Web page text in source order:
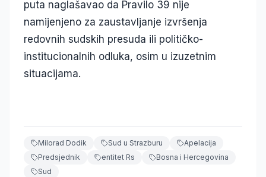
puta naglašavao da Pravilo 39 nije
namijenjeno za zaustavljanje izvršenja
redovnih sudskih presuda ili političko-
institucionalnih odluka, osim u izuzetnim
situacijama.
Milorad Dodik Sud u Strazburu
Apelacija
Predsjednik
entitet Rs
Bosna i Hercegovina
Sud